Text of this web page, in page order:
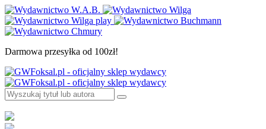
Darmowa przesyłka od 100zł!